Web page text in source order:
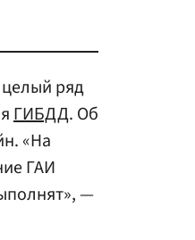
ряд
ГИБДД. Об
«На
ГАИ
—